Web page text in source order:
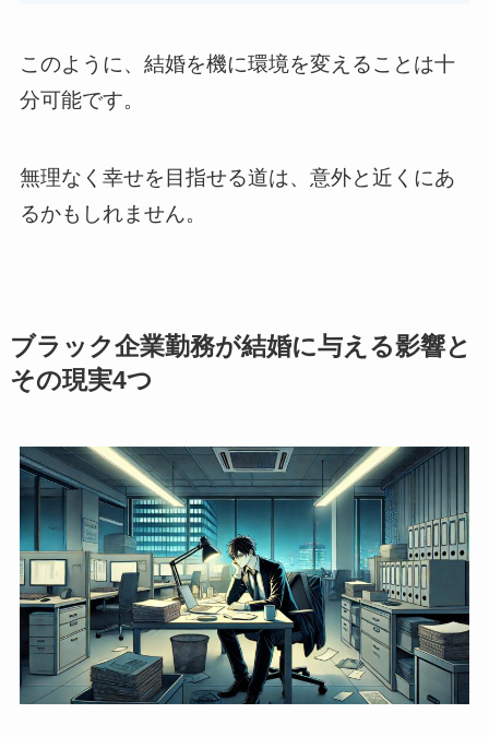
このように、結婚を機に環境を変えることは十
分可能です。
無理なく幸せを目指せる道は、意外と近くにあ
るかもしれません。
ブラック企業勤務が結婚に与える影響と
その現実4つ